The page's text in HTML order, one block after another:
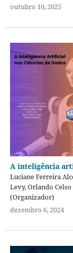
outubro 10, 2025
A inteligência
Luciane Ferreira
Levy, Orlando
(Organizador)
dezembro 6, 2024